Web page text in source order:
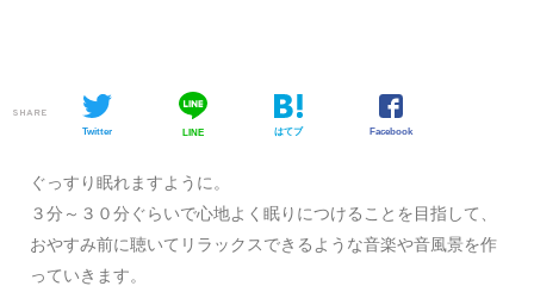
SHARE
Twitter LINE はてブ Facebook
ぐっすり眠れますように。
３分～３０分ぐらいで心地よく眠りにつけることを目指して、
おやすみ前に聴いてリラックスできるような音楽や音風景を作
っていきます。